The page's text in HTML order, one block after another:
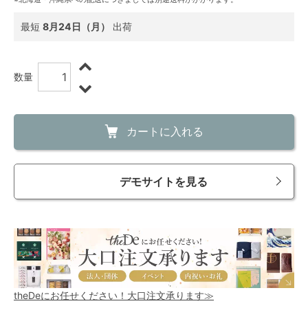
最短 8月24日（月） 出荷
数量
カートに入れる
デモサイトを見る
theDeにお任せください！大口注文承ります≫